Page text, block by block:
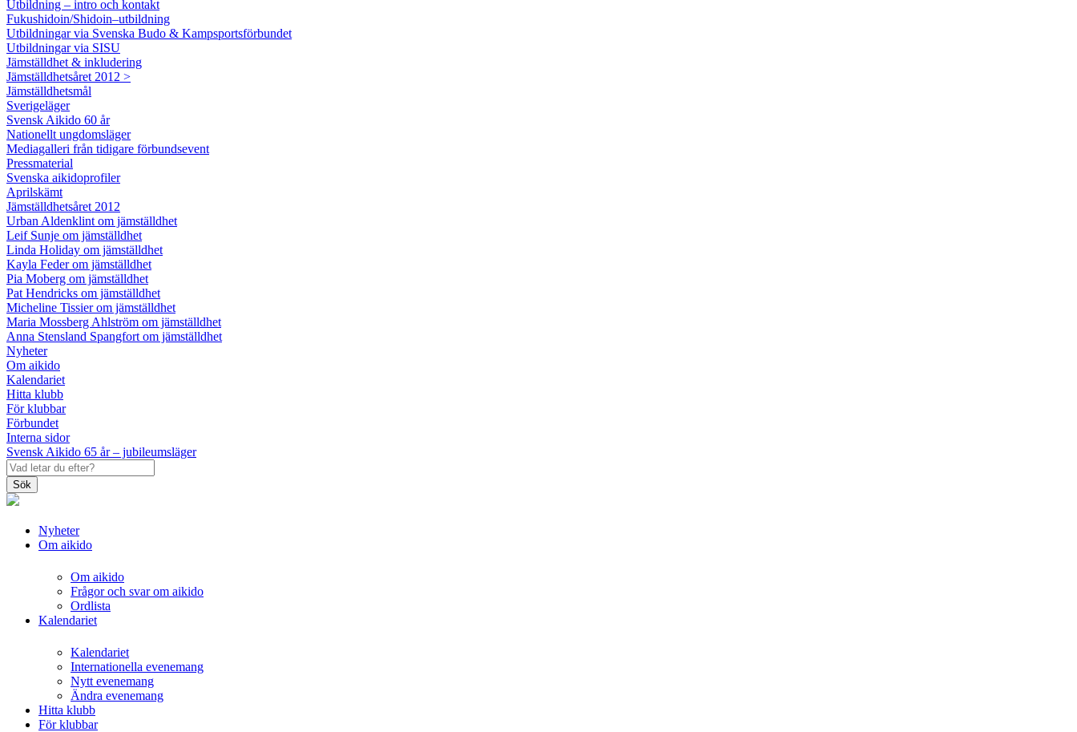
Utbildning – intro och kontakt
Fukushidoin/Shidoin–utbildning
Utbildningar via Svenska Budo & Kampsportsförbundet
Utbildningar via SISU
Jämställdhet & inkludering
Jämställdhetsåret 2012 >
Jämställdhetsmål
Sverigeläger
Svensk Aikido 60 år
Nationellt ungdomsläger
Mediagalleri från tidigare förbundsevent
Pressmaterial
Svenska aikidoprofiler
Aprilskämt
Jämställdhetsåret 2012
Urban Aldenklint om jämställdhet
Leif Sunje om jämställdhet
Linda Holiday om jämställdhet
Kayla Feder om jämställdhet
Pia Moberg om jämställdhet
Pat Hendricks om jämställdhet
Micheline Tissier om jämställdhet
Maria Mossberg Ahlström om jämställdhet
Anna Stensland Spangfort om jämställdhet
Nyheter
Om aikido
Kalendariet
Hitta klubb
För klubbar
Förbundet
Interna sidor
Svensk Aikido 65 år – jubileumsläger
Sök
Nyheter
Om aikido
Om aikido
Frågor och svar om aikido
Ordlista
Kalendariet
Kalendariet
Internationella evenemang
Nytt evenemang
Ändra evenemang
Hitta klubb
För klubbar